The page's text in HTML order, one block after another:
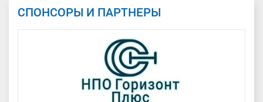
СПОНСОРЫ И ПАРТНЕРЫ